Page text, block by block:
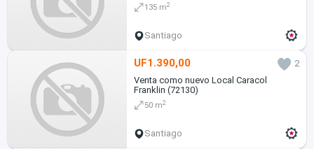
135 m2
Santiago
UF1.390,00
2
Venta como nuevo Local Caracol
Franklin (72130)
50 m2
Santiago